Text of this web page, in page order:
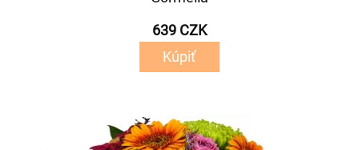
639 CZK
Kúpiť